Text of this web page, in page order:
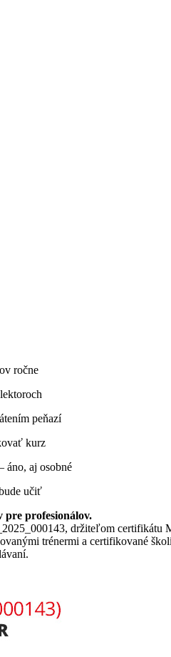
ročne
peňazí
kurz
áno, aj osobné
učiť
pre profesionálov.
držiteľom certifikátu
trénermi ​​​​​​​​​​a certifikované